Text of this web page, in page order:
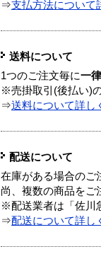
⇒支払方法について
送料について
1つのご注文毎に一
※売掛取引(後払い)
⇒送料について詳し
配送について
在庫がある場合のご
尚、複数の商品をご
※配送業者は「佐川
⇒配送について詳し